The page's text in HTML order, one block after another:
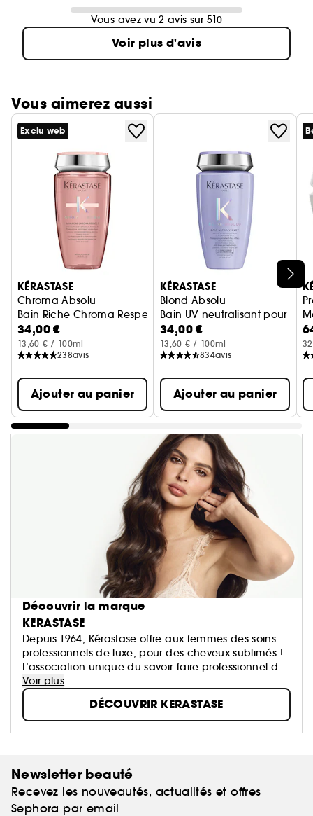
Vous avez vu 2 avis sur 510
Voir plus d'avis
Vous aimerez aussi
Ignorer le carrousel produits
Exclu web
KÉRASTASE
Chroma Absolu
Bain Riche Chroma Respect
34,00 €
13,60 € / 100ml
238avis
Ajouter au panier
KÉRASTASE
Blond Absolu
Bain UV neutralisant pour
34,00 €
13,60 € / 100ml
834avis
Ajouter au panier
Découvrir la marque
KERASTASE
Depuis 1964, Kérastase offre aux femmes des soins
professionnels de luxe, pour des cheveux sublimés !
L’association unique du savoir-faire professionnel du
coiffeur et le meilleur de la Recherche Avancée
L'Oréal.
Voir plus
DÉCOUVRIR KERASTASE
Newsletter beauté
Recevez les nouveautés, actualités et offres
Sephora par email